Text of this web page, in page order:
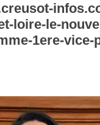
loire-le-
1ere-